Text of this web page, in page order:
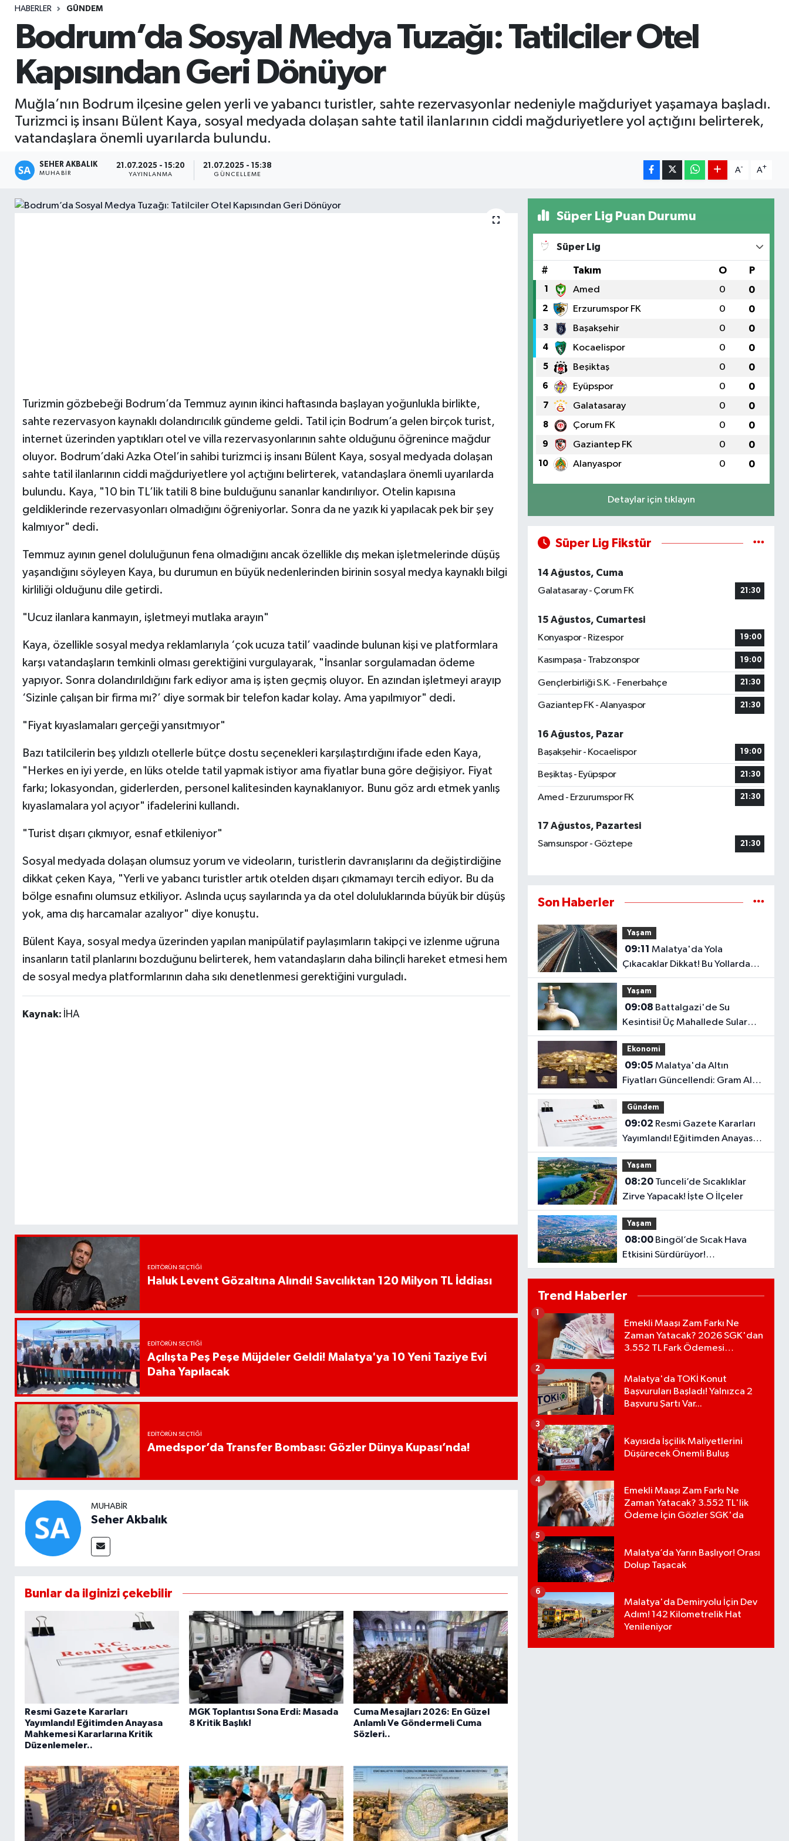
HABERLER GÜNDEM
Bodrum’da Sosyal Medya Tuzağı: Tatilciler Otel
Kapısından Geri Dönüyor
Muğla’nın Bodrum ilçesine gelen yerli ve yabancı turistler, sahte rezervasyonlar nedeniyle mağduriyet yaşamaya başladı.
Turizmci iş insanı Bülent Kaya, sosyal medyada dolaşan sahte tatil ilanlarının ciddi mağduriyetlere yol açtığını belirterek,
vatandaşlara önemli uyarılarda bulundu.
SEHER AKBALIK
MUHABIR
21.07.2025 - 15:20
YAYINLANMA
21.07.2025 - 15:38
GÜNCELLEME
A- A+
Turizmin gözbebeği Bodrum’da Temmuz ayının ikinci haftasında başlayan yoğunlukla birlikte,
sahte rezervasyon kaynaklı dolandırıcılık gündeme geldi. Tatil için Bodrum’a gelen birçok turist,
internet üzerinden yaptıkları otel ve villa rezervasyonlarının sahte olduğunu öğrenince mağdur
oluyor. Bodrum’daki Azka Otel’in sahibi turizmci iş insanı Bülent Kaya, sosyal medyada dolaşan
sahte tatil ilanlarının ciddi mağduriyetlere yol açtığını belirterek, vatandaşlara önemli uyarılarda
bulundu. Kaya, "10 bin TL’lik tatili 8 bine bulduğunu sananlar kandırılıyor. Otelin kapısına
geldiklerinde rezervasyonları olmadığını öğreniyorlar. Sonra da ne yazık ki yapılacak pek bir şey
kalmıyor" dedi.
Temmuz ayının genel doluluğunun fena olmadığını ancak özellikle dış mekan işletmelerinde düşüş
yaşandığını söyleyen Kaya, bu durumun en büyük nedenlerinden birinin sosyal medya kaynaklı bilgi
kirliliği olduğunu dile getirdi.
"Ucuz ilanlara kanmayın, işletmeyi mutlaka arayın"
Kaya, özellikle sosyal medya reklamlarıyla ‘çok ucuza tatil’ vaadinde bulunan kişi ve platformlara
karşı vatandaşların temkinli olması gerektiğini vurgulayarak, "İnsanlar sorgulamadan ödeme
yapıyor. Sonra dolandırıldığını fark ediyor ama iş işten geçmiş oluyor. En azından işletmeyi arayıp
‘Sizinle çalışan bir firma mı?’ diye sormak bir telefon kadar kolay. Ama yapılmıyor" dedi.
"Fiyat kıyaslamaları gerçeği yansıtmıyor"
Bazı tatilcilerin beş yıldızlı otellerle bütçe dostu seçenekleri karşılaştırdığını ifade eden Kaya,
"Herkes en iyi yerde, en lüks otelde tatil yapmak istiyor ama fiyatlar buna göre değişiyor. Fiyat
farkı; lokasyondan, giderlerden, personel kalitesinden kaynaklanıyor. Bunu göz ardı etmek yanlış
kıyaslamalara yol açıyor" ifadelerini kullandı.
"Turist dışarı çıkmıyor, esnaf etkileniyor"
Sosyal medyada dolaşan olumsuz yorum ve videoların, turistlerin davranışlarını da değiştirdiğine
dikkat çeken Kaya, "Yerli ve yabancı turistler artık otelden dışarı çıkmamayı tercih ediyor. Bu da
bölge esnafını olumsuz etkiliyor. Aslında uçuş sayılarında ya da otel doluluklarında büyük bir düşüş
yok, ama dış harcamalar azalıyor" diye konuştu.
Bülent Kaya, sosyal medya üzerinden yapılan manipülatif paylaşımların takipçi ve izlenme uğruna
insanların tatil planlarını bozduğunu belirterek, hem vatandaşların daha bilinçli hareket etmesi hem
de sosyal medya platformlarının daha sıkı denetlenmesi gerektiğini vurguladı.
Kaynak: İHA
EDITÖRÜN SEÇTIĞI
Haluk Levent Gözaltına Alındı! Savcılıktan 120 Milyon TL İddiası
EDITÖRÜN SEÇTIĞI
Açılışta Peş Peşe Müjdeler Geldi! Malatya'ya 10 Yeni Taziye Evi
Daha Yapılacak
EDITÖRÜN SEÇTIĞI
Amedspor’da Transfer Bombası: Gözler Dünya Kupası’nda!
MUHABIR
Seher Akbalık
Bunlar da ilginizi çekebilir
Resmi Gazete Kararları
Yayımlandı! Eğitimden Anayasa
Mahkemesi Kararlarına Kritik
Düzenlemeler..
MGK Toplantısı Sona Erdi: Masada
8 Kritik Başlık!
Cuma Mesajları 2026: En Güzel
Anlamlı Ve Göndermeli Cuma
Sözleri..
Süper Lig Puan Durumu
Süper Lig
# Takım O P
1 Amed 0 0
2 Erzurumspor FK 0 0
3 Başakşehir 0 0
4 Kocaelispor 0 0
5 Beşiktaş 0 0
6 Eyüpspor 0 0
7 Galatasaray 0 0
8 Çorum FK 0 0
9 Gaziantep FK 0 0
10 Alanyaspor 0 0
Detaylar için tıklayın
Süper Lig Fikstür
14 Ağustos, Cuma
Galatasaray - Çorum FK
21:30
15 Ağustos, Cumartesi
Konyaspor - Rizespor
19:00
Kasımpaşa - Trabzonspor 19:00
Gençlerbirliği S.K. - Fenerbahçe 21:30
Gaziantep FK - Alanyaspor 21:30
16 Ağustos, Pazar
Başakşehir - Kocaelispor
19:00
Beşiktaş - Eyüpspor 21:30
Amed - Erzurumspor FK 21:30
17 Ağustos, Pazartesi
Samsunspor - Göztepe
21:30
Son Haberler
Yaşam
09:11
Çıkacaklar Dikkat! Bu Yollarda
Çalışma Var..
Yaşam
09:08
Kesintisi! Üç Mahallede Sular
Geçici Olarak Kesilecek..
Ekonomi
09:05
Fiyatları Güncellendi: Gram Altın
6.660 TL'ye Yükseldi..
Gündem
09:02
Yayımlandı! Eğitimden Anayasa
Mahkemesi Kararlarına Kritik
Düzenlemeler..
Yaşam
08:20Tunceli’de Sıcaklıklar
Zirve Yapacak! İşte O İlçeler
Yaşam
08:00Bingöl’de Sıcak Hava
Etkisini Sürdürüyor!
Termometreler 37 Dereceyi
Trend Haberler
Emekli Maaşı Zam Farkı Ne
Zaman Yatacak? 2026 SGK'dan
3.552 TL Fark Ödemesi
1
Malatya'da TOKİ Konut
Başvuruları Başladı! Yalnızca 2
Başvuru Şartı Var...
2
Kayısıda İşçilik Maliyetlerini
Düşürecek Önemli Buluş
3
Emekli Maaşı Zam Farkı Ne
Zaman Yatacak? 3.552 TL'lik
Ödeme İçin Gözler SGK'da
4
Malatya’da Yarın Başlıyor! Orası
Dolup Taşacak
5
Malatya'da Demiryolu İçin Dev
Adım! 142 Kilometrelik Hat
Yenileniyor
6
Seri İlan
Siyaset
Spor
Yaşam